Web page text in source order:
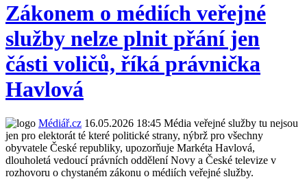
Zákonem o médiích veřejné
služby nelze plnit přání jen
části voličů, říká právnička
Havlová
Médiář.cz 16.05.2026 18:45 Média veřejné služby tu nejsou
jen pro elektorát té které politické strany, nýbrž pro všechny
obyvatele České republiky, upozorňuje Markéta Havlová,
dlouholetá vedoucí právních oddělení Novy a České televize v
rozhovoru o chystaném zákonu o médiích veřejné služby.